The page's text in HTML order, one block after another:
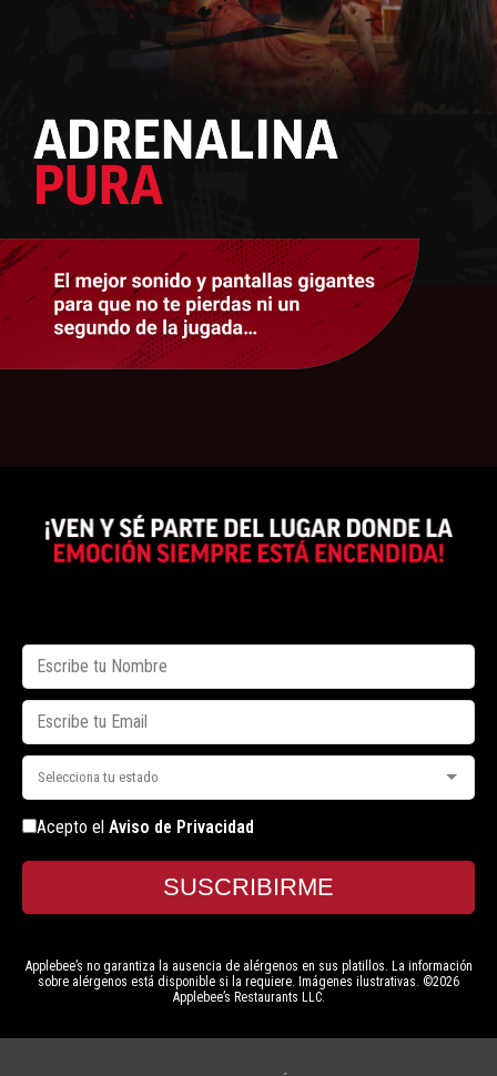
Acepto el Aviso de Privacidad
SUSCRIBIRME
Applebee’s no garantiza la ausencia de alérgenos en sus platillos. La información
sobre alérgenos está disponible si la requiere. Imágenes ilustrativas. ©2026
Applebee’s Restaurants LLC.​​